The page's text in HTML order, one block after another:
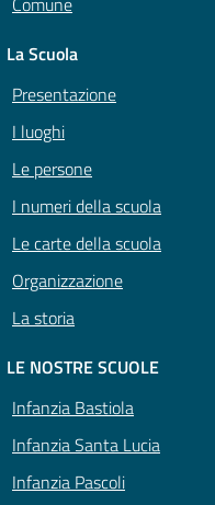
La Scuola
Presentazione
I luoghi
Le persone
I numeri della scuola
Le carte della scuola
Organizzazione
La storia
LE NOSTRE SCUOLE
Infanzia Bastiola
Infanzia Santa Lucia
Infanzia Pascoli